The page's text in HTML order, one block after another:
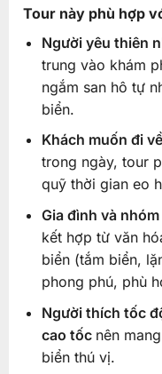
Tour này phù hợp
Người yêu thiên
trung vào khám
ngắm san hô tự
biển.
Khách muốn đi
trong ngày, tour
quỹ thời gian eo
Gia đình và
kết hợp từ văn
biển (tắm biển,
phong phú, phù
Người thích tốc
cao tốc nên
biển thú vị.